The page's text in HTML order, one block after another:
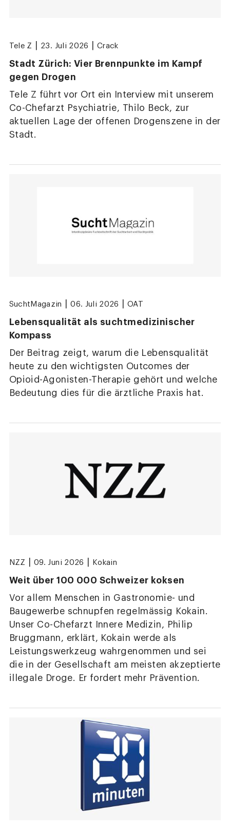
Tele Z 23. Juli 2026 Crack
Stadt Zürich: Vier Brennpunkte im Kampf
gegen Drogen
Tele Z führt vor Ort ein Interview mit unserem
Co-Chefarzt Psychiatrie, Thilo Beck, zur
aktuellen Lage der offenen Drogenszene in der
Stadt.
SuchtMagazin 06. Juli 2026 OAT
Lebensqualität als suchtmedizinischer
Kompass
Der Beitrag zeigt, warum die Lebensqualität
heute zu den wichtigsten Outcomes der
Opioid-Agonisten-Therapie gehört und welche
Bedeutung dies für die ärztliche Praxis hat.
NZZ 09. Juni 2026 Kokain
Weit über 100 000 Schweizer koksen
Vor allem Menschen in Gastronomie- und
Baugewerbe schnupfen regelmässig Kokain.
Unser Co-Chefarzt Innere Medizin, Philip
Bruggmann, erklärt, Kokain werde als
Leistungswerkzeug wahrgenommen und sei
die in der Gesellschaft am meisten akzeptierte
illegale Droge. Er fordert mehr Prävention.